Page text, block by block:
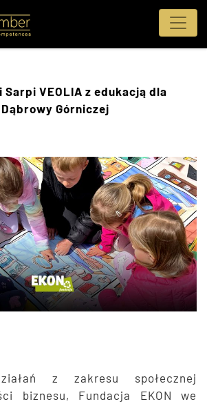
Sarpi VEOLIA z edukacją dla
Górniczej
z zakresu społecznej
biznesu, Fundacja EKON we